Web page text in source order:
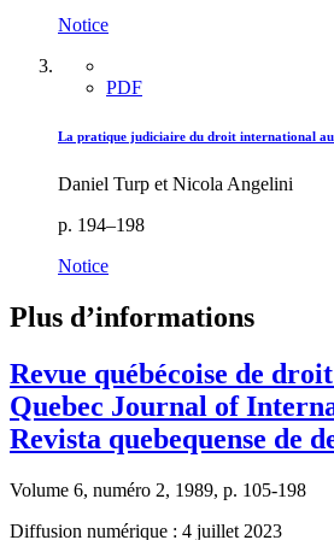
Notice
PDF
La pratique judiciaire du droit international au
Daniel Turp et Nicola Angelini
p. 194–198
Notice
Plus d’informations
Revue québécoise de
Quebec Journal of
Revista quebequense de
Volume 6, numéro 2, 1989, p. 105-198
Diffusion numérique : 4 juillet 2023